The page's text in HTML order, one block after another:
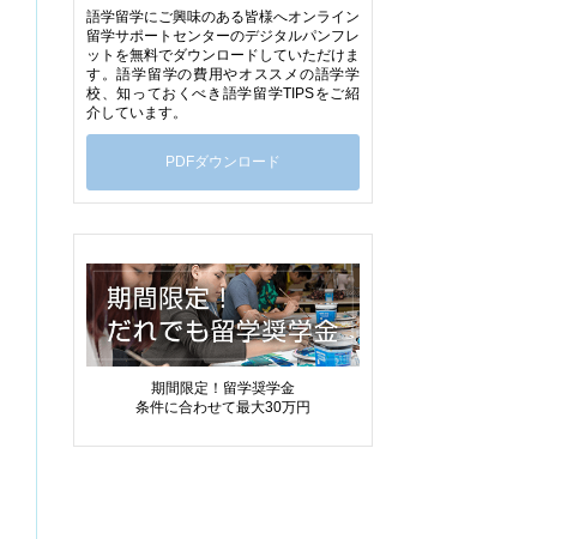
語学留学にご興味のある皆様へオンライン
留学サポートセンターのデジタルパンフレ
ットを無料でダウンロードしていただけま
す。語学留学の費用やオススメの語学学
校、知っておくべき語学留学TIPSをご紹
介しています。
PDFダウンロード
期間限定！留学奨学金
条件に合わせて最大30万円